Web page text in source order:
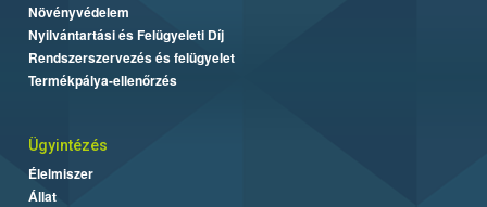
Növényvédelem
Nyilvántartási és Felügyeleti Díj
Rendszerszervezés és felügyelet
Termékpálya-ellenőrzés
Ügyintézés
Élelmiszer
Állat